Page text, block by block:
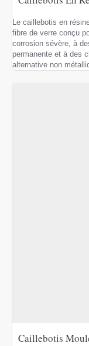
Le caillebotis en
fibre de verre conçu
corrosion sévère, à
permanente et à des
alternative non